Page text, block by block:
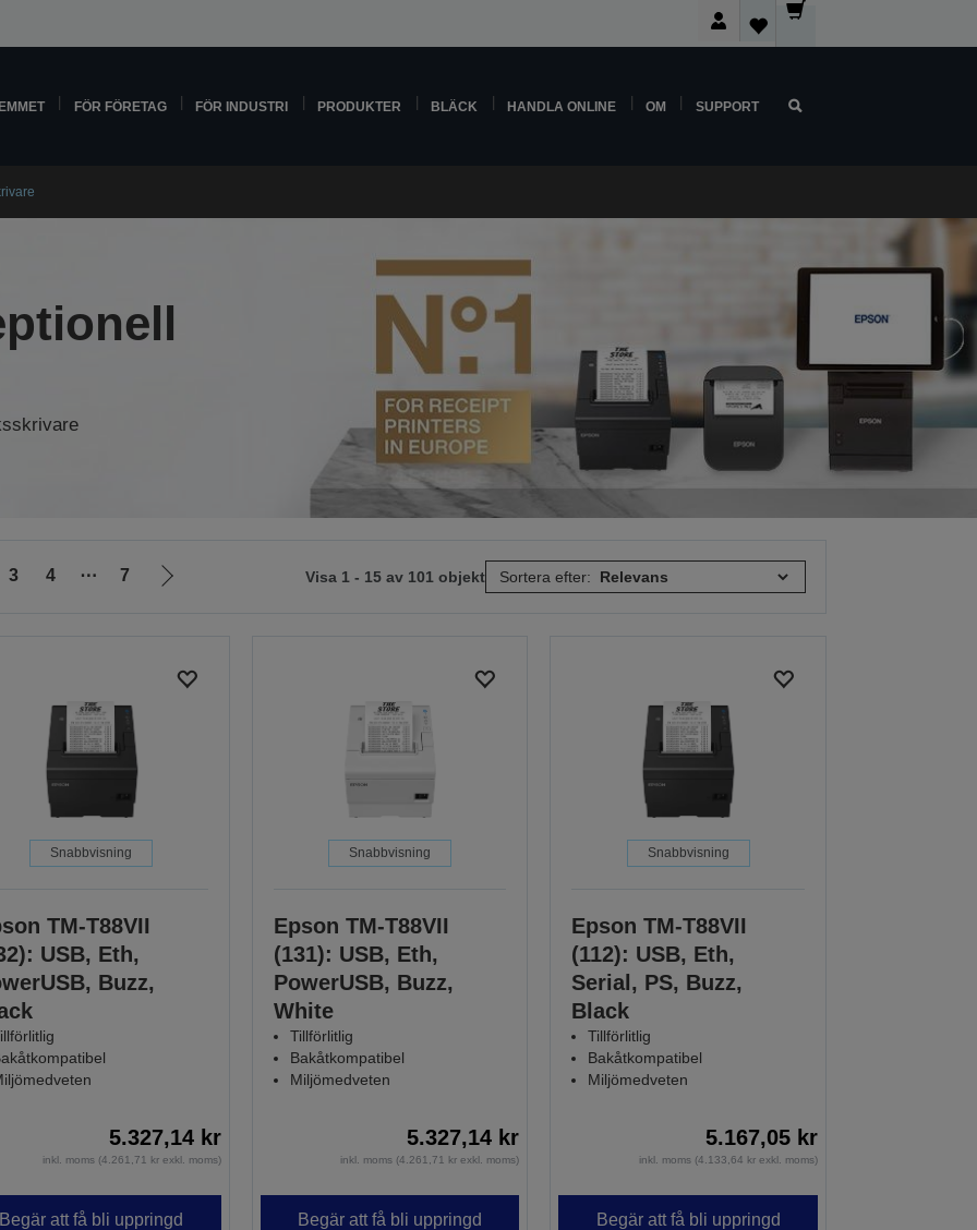
FÖR FÖRETAG FÖR INDUSTRI PRODUKTER BLÄCK HANDLA ONLINE OM SUPPORT
3 4 ⋯ 7
Gå
Visa 1 - 15 av 101 objekt Sortera efter:
Snabbvisning
TM-T88VII
USB, Eth,
Buzz,
5.327,14 kr
inkl. moms (4.261,71 kr exkl. moms)
Begär att få bli uppringd
Snabbvisning
Epson TM-T88VII
(131): USB, Eth,
PowerUSB, Buzz,
White
Tillförlitlig
Bakåtkompatibel
Miljömedveten
5.327,14 kr
inkl. moms (4.261,71 kr exkl. moms)
Begär att få bli uppringd
Snabbvisning
Epson TM-T88VII
(112): USB, Eth,
Serial, PS, Buzz,
Black
Tillförlitlig
Bakåtkompatibel
Miljömedveten
5.167,05 kr
inkl. moms (4.133,64 kr exkl. moms)
Begär att få bli uppringd